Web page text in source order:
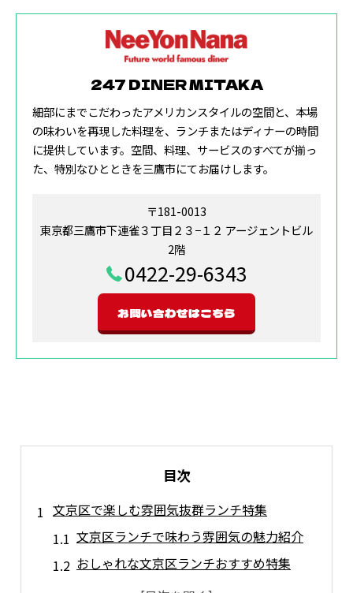
247 DINER MITAKA
細部にまでこだわったアメリカンスタイルの空間と、本場
の味わいを再現した料理を、ランチまたはディナーの時間
に提供しています。空間、料理、サービスのすべてが揃っ
た、特別なひとときを三鷹市にてお届けします。
〒181-0013
東京都三鷹市下連雀３丁目２３−１２ アージェントビル
2階
0422-29-6343
お問い合わせはこちら
目次
文京区で楽しむ雰囲気抜群ランチ特集
文京区ランチで味わう雰囲気の魅力紹介
おしゃれな文京区ランチおすすめ特集